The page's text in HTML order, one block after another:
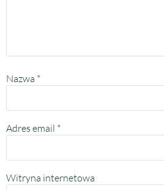
Nazwa *
Adres email *
Witryna internetowa